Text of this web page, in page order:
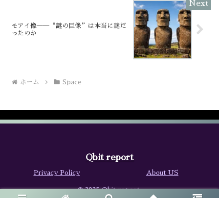
モアイ像──“謎の巨像”は本当に謎だ
ったのか
ホーム Space
Qbit report
Privacy Policy About US
© 2025 Qbit report.